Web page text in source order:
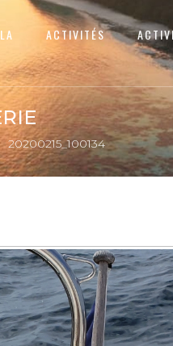
ACTIVITÉS
20200215_100134